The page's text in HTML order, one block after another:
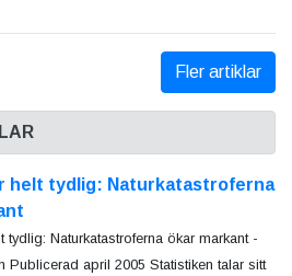
Fler artiklar
helt tydlig: Naturkatastroferna
tydlig: Naturkatastroferna ökar markant -
Publicerad april 2005 Statistiken talar sitt